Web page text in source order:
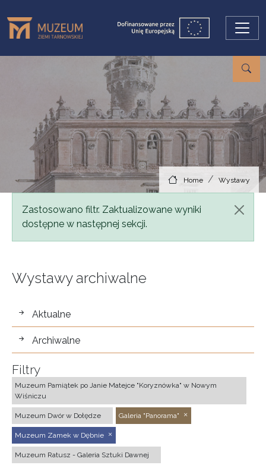
Home Wystawy
Status message
Zastosowano filtr. Zaktualizowane wyniki
dostępne w następnej sekcji.
Wystawy archiwalne
wystawy
Aktualne
Archiwalne
Filtry
Muzeum Pamiątek po Janie Matejce "Koryznówka" w Nowym
Wiśniczu
Muzeum Dwór w Dołędze Galeria "Panorama"
Muzeum Zamek w Dębnie
Muzeum Ratusz - Galeria Sztuki Dawnej